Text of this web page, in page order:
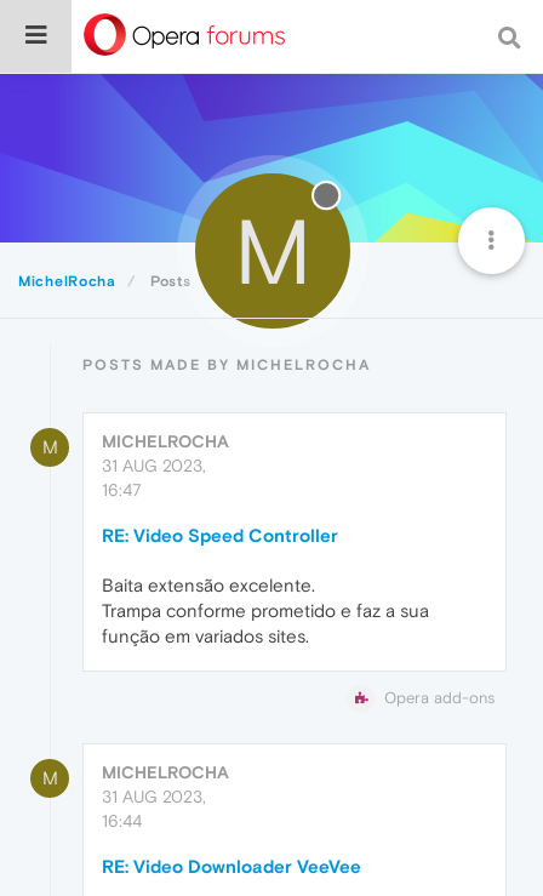
MichelRocha Posts M
POSTS MADE BY MICHELROCHA
M
MICHELROCHA
31 AUG 2023,
16:47
RE: Video Speed Controller
Baita extensão excelente.
Trampa conforme prometido e faz a sua
função em variados sites.
Opera add-ons
M
MICHELROCHA
31 AUG 2023,
16:44
RE: Video Downloader VeeVee